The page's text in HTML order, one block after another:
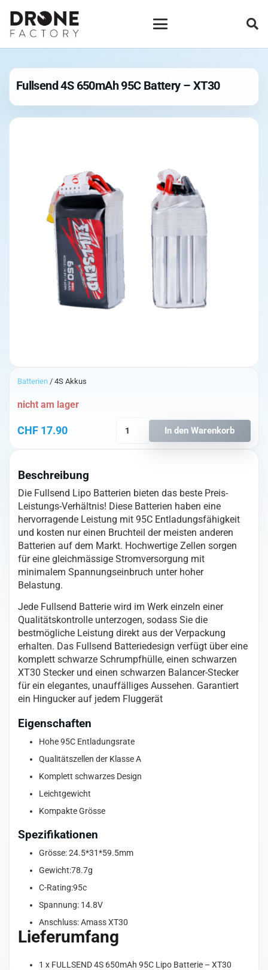
Fullsend 4S 650mAh 95C Battery – XT30
Batterien / 4S Akkus
CHF 17.90
nicht am lager
-
XT30
Menge
In den Warenkorb
Beschreibung
Die Fullsend Lipo Batterien bieten das beste Preis-
Leistungs-Verhältnis! Diese Batterien haben eine
hervorragende Leistung mit 95C Entladungsfähigkeit
und kosten nur einen Bruchteil der meisten anderen
Batterien auf dem Markt. Hochwertige Zellen sorgen
für eine gleichmässige Stromversorgung mit
minimalem Spannungseinbruch unter hoher
Belastung.
Jede Fullsend Batterie wird im Werk einzeln einer
Qualitätskontrolle unterzogen, sodass Sie die
bestmögliche Leistung direkt aus der Verpackung
erhalten. Das Fullsend Batteriedesign verfügt über eine
komplett schwarze Schrumpfhülle, einen schwarzen
XT30 Stecker und einen schwarzen Balancer-Stecker
für ein elegantes, unauffälliges Aussehen. Garantiert
ein Hingucker auf jedem Fluggerät
Eigenschaften
Hohe 95C Entladungsrate
Qualitätszellen der Klasse A
Komplett schwarzes Design
Leichtgewicht
Kompakte Grösse
Spezifikationen
Grösse: 24.5*31*59.5mm
Gewicht:78.7g
C-Rating:95c
Spannung: 14.8V
Anschluss: Amass XT30
Lieferumfang
1 x FULLSEND 4S 650mAh 95C Lipo Batterie – XT30